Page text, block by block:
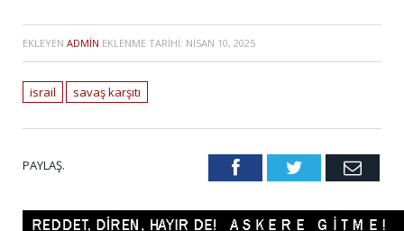
EKLEYEN ADMIN EKLENME TARIHI: NISAN 10, 2025
israil savaş karşıtı
PAYLAŞ. FacebookTwitter Email